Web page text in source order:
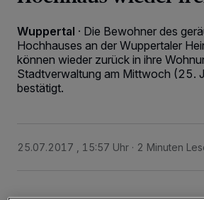
Wuppertal · Die Bewohner des
Hochhauses an der Wuppertaler
können wieder zurück in ihre
Stadtverwaltung am Mittwoch (25.
bestätigt.
25.07.2017 , 15:57 Uhr 2 Minuten